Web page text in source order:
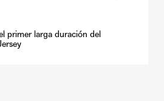
primer larga duración del